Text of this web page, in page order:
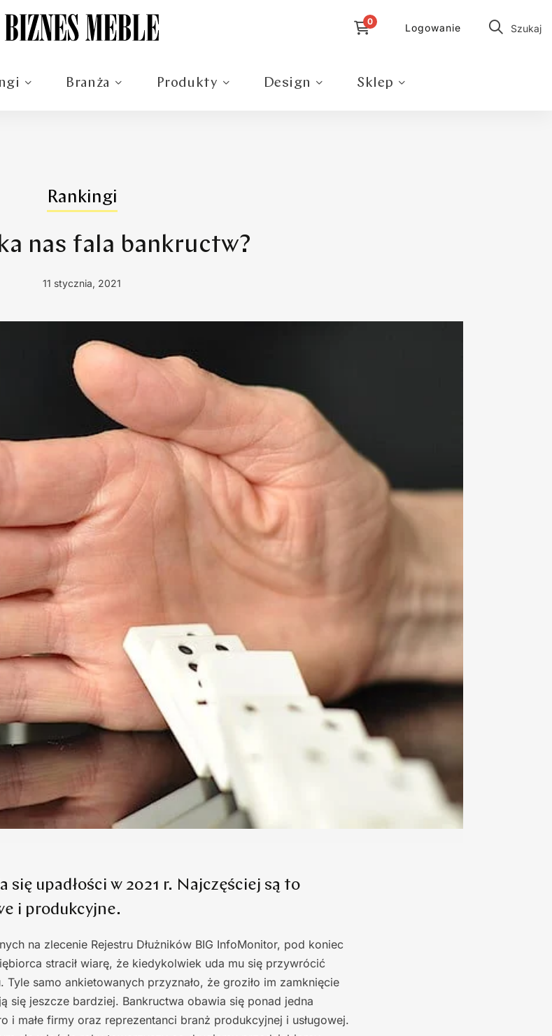
Logowanie Szukaj
Branża Produkty Design Sklep
Rankingi
nas fala bankructw?
11 stycznia, 2021
się upadłości w 2021 r. Najczęściej są to
i produkcyjne.
na zlecenie Rejestru Dłużników BIG InfoMonitor, pod koniec
stracił wiarę, że kiedykolwiek uda mu się przywrócić
samo ankietowanych przyznało, że groziło im zamknięcie
się jeszcze bardziej. Bankructwa obawia się ponad jedna
i małe firmy oraz reprezentanci branż produkcyjnej i usługowej.